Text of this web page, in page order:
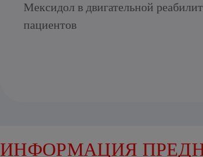
Мексидол в двигательной
пациентов
ИНФОРМАЦИЯ